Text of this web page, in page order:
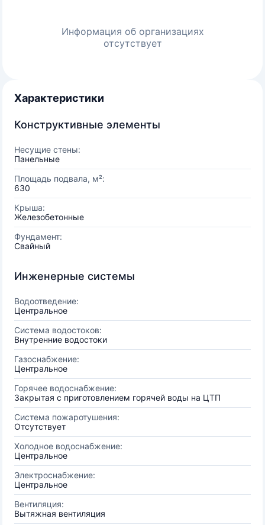
Информация об организациях
отсутствует
Характеристики
Конструктивные элементы
Несущие стены:
Панельные
Площадь подвала, м²:
630
Крыша:
Железобетонные
Фундамент:
Свайный
Инженерные системы
Водоотведение:
Центральное
Система водостоков:
Внутренние водостоки
Газоснабжение:
Центральное
Горячее водоснабжение:
Закрытая с приготовлением горячей воды на ЦТП
Система пожаротушения:
Отсутствует
Холодное водоснабжение:
Центральное
Электроснабжение:
Центральное
Вентиляция:
Вытяжная вентиляция